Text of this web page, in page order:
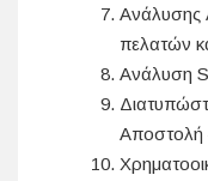
Ανάλυσης
πελατών
Ανάλυση
Αποστολή